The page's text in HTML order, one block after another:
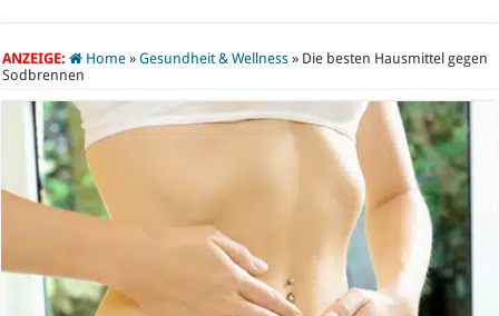
ANZEIGE: Home » Gesundheit & Wellness » Die besten Hausmittel gegen
Sodbrennen